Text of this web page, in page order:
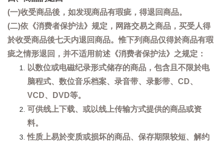
(一)收受商品後，如发现商品有瑕疵，得退回商品。
(二)依《消费者保护法》规定，网路交易之商品，买受人得
於收受商品後七天内退回商品。惟下列商品仅得於商品有瑕
疵之情形退回，并不适用前述《消费者保护法》之规定：
以数位或电磁纪录形式储存的商品，包含且不限於电
脑程式、数位音乐档案、录音带、录影带、CD、
VCD、DVD等。
可供线上下载、或以线上传输方式提供的商品或资
料。
性质上易於变质或损坏的商品、保存期限较短、解约